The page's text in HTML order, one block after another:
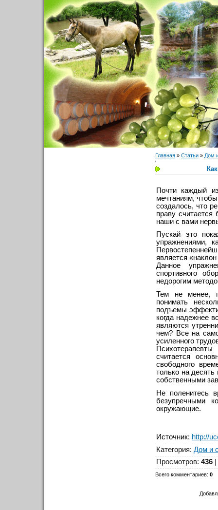
Главная » Статьи » Дом
Почти каждый
мечтаниям,
создалось, что
праву
наши с вами
Пускай это
упражнениями,
является
Данное
спортивного
недорогим
Тем не менее,
понимать
подъемы
когда надежнее
являются
чем? Все на
усиленного
считается
свободного
только на
собственными
Не поленитесь
безупречными
окружающие.
Источник: http://
Категория: Дом и
Просмотров: 436
Всего комментариев: 0